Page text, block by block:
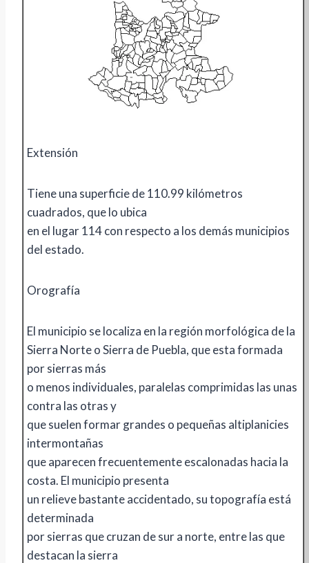
Extensión
Tiene una superficie de 110.99 kilómetros
cuadrados, que lo ubica
en el lugar 114 con respecto a los demás municipios
del estado.
Orografía
El municipio se localiza en la región morfológica de la
Sierra Norte o Sierra de Puebla, que esta formada
por sierras más
o menos individuales, paralelas comprimidas las unas
contra las otras y
que suelen formar grandes o pequeñas altiplanicies
intermontañas
que aparecen frecuentemente escalonadas hacia la
costa. El municipio presenta
un relieve bastante accidentado, su topografía está
determinada
por sierras que cruzan de sur a norte, entre las que
destacan la sierra